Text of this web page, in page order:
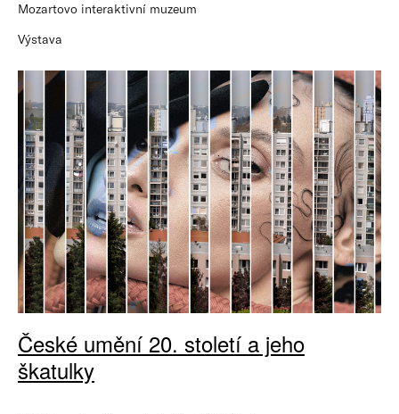
Mozartovo interaktivní muzeum
Výstava
České umění 20. století a jeho
škatulky